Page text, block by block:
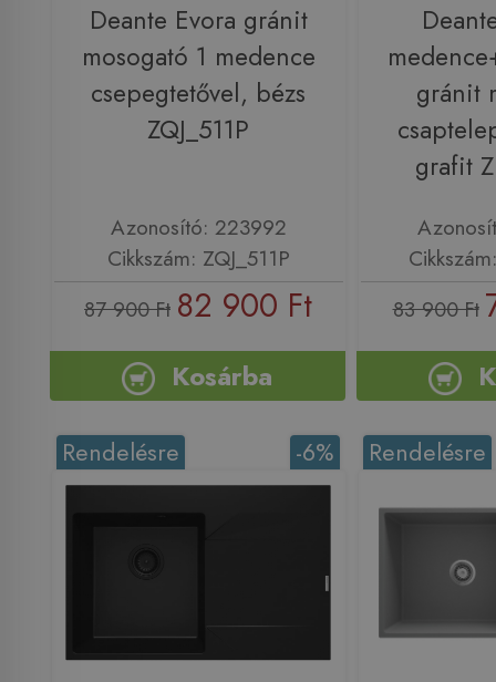
Deante Evora gránit
mosogató 1 medence
csepegtetővel, bézs
ZQJ_511P
Azonosító: 223992
Cikkszám: ZQJ_511P
87 900 Ft 82 900 Ft
Kosárba
gránit
grafit
83 900 Ft
-6%
Rendelésre Rendelésre